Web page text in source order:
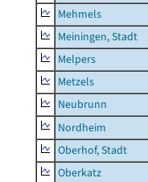
Mehmels
Meiningen, Stadt
Melpers
Metzels
Neubrunn
Nordheim
Oberhof, Stadt
Oberkatz